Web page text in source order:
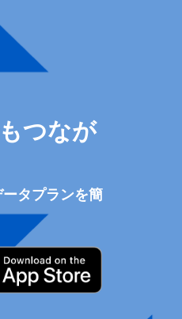
ポップアップを
technology.
They will
scan or enter
of eSIM
つなが
タプランを簡
ください。